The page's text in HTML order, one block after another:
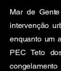
Mar de
intervenção
enquanto um
PEC Teto